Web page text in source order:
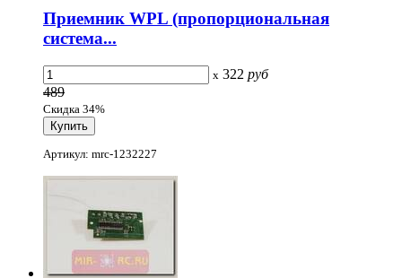
Приемник WPL (пропорциональная
система...
x 322 руб
489
Скидка 34%
Артикул: mrc-1232227